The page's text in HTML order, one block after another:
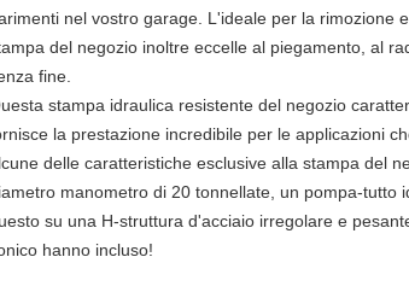
nel vostro garage. L'ideale per la rimozione
del negozio inoltre eccelle al piegamento, al
fine.
stampa idraulica resistente del negozio
la prestazione incredibile per le applicazioni
delle caratteristiche esclusive alla stampa del
manometro di 20 tonnellate, un pompa-tutto
su una H-struttura d'acciaio irregolare e
hanno incluso!